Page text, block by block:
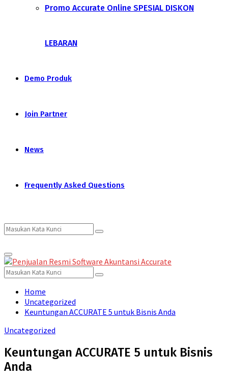
Promo Accurate Online SPESIAL DISKON
LEBARAN
Demo Produk
Join Partner
News
Frequently Asked Questions
Search
for:
Search
Primary
Menu
Search
for:
Search
Home
Uncategorized
Keuntungan ACCURATE 5 untuk Bisnis Anda
Uncategorized
Keuntungan ACCURATE 5 untuk Bisnis
Anda